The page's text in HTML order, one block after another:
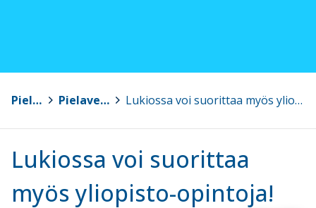
Pielavesi Pielaveden lukio > Lukiossa voi suorittaa myös yliopisto-opintoja!
Lukiossa voi suorittaa
myös yliopisto-opintoja!